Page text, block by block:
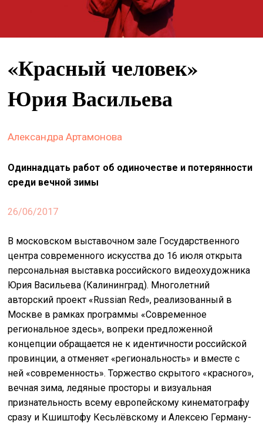
искать
«Красный человек»
Юрия Васильева
Александра Артамонова
Одиннадцать работ об одиночестве и потерянности
среди вечной зимы
26/06/2017
В московском выставочном зале Государственного
центра современного искусства до 16 июля открыта
персональная выставка российского видеохудожника
Юрия Васильева (Калининград). Многолетний
авторский проект «Russian Red», реализованный в
Москве в рамках программы «Современное
региональное здесь», вопреки предложенной
концепции обращается не к идентичности российской
провинции, а отменяет «региональность» и вместе с
ней «современность». Торжество скрытого «красного»,
вечная зима, ледяные просторы и визуальная
признательность всему европейскому кинематографу
сразу и Кшиштофу Кесьлёвскому и Алексею Герману-